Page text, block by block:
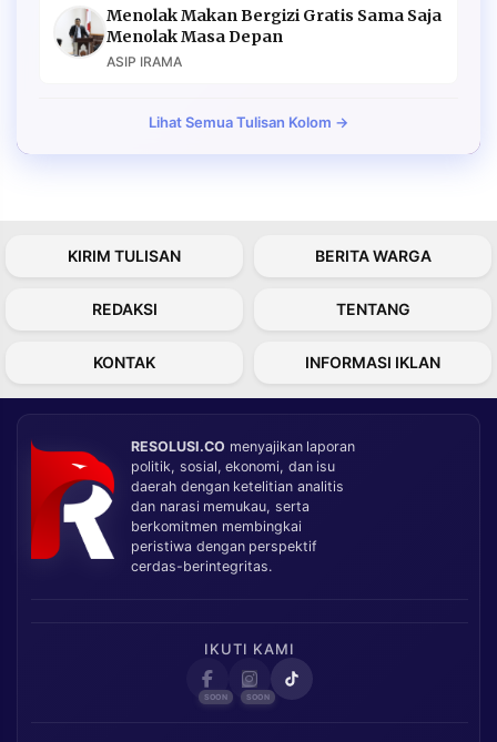
Menolak Makan Bergizi Gratis Sama Saja
Menolak Masa Depan
ASIP IRAMA
Lihat Semua Tulisan Kolom →
KIRIM TULISAN BERITA WARGA
REDAKSI TENTANG
KONTAK INFORMASI IKLAN
RESOLUSI.CO menyajikan laporan
politik, sosial, ekonomi, dan isu
daerah dengan ketelitian analitis
dan narasi memukau, serta
berkomitmen membingkai
peristiwa dengan perspektif
cerdas-berintegritas.
IKUTI KAMI